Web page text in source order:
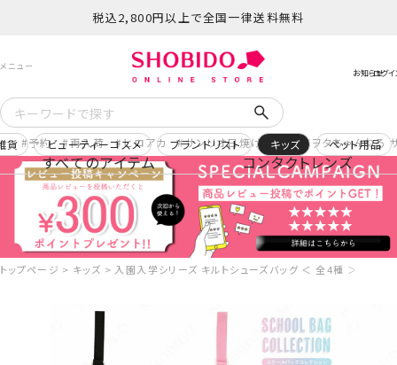
税込2,800円以上で全国一律送料無料
予約 再入荷 ヒロアカ サンリオ日焼け コスメヲタちゃんねる
すべてのアイテム コンタクトレンズ
貨 ビューティーコスメ ブランドリスト キッズ ペット用品
トップページ キッズ 入園入学シリーズ キルトシューズバッグ ＜ 全4種 ＞ 粧美